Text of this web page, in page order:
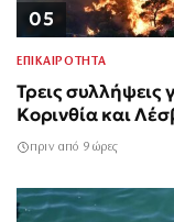
05
ΕΠΙΚΑΙΡΟΤΗΤΑ
Τρεις συλλήψεις
Κορινθία και
πριν από 9 ώρες